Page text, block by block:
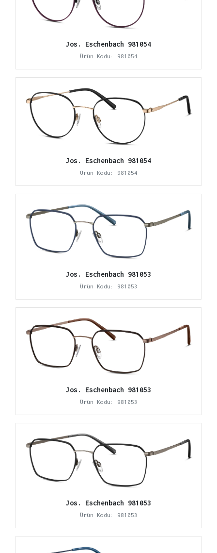
Jos. Eschenbach 981054
Ürün Kodu: 981054
Jos. Eschenbach 981054
Ürün Kodu: 981054
Jos. Eschenbach 981053
Ürün Kodu: 981053
Jos. Eschenbach 981053
Ürün Kodu: 981053
Jos. Eschenbach 981053
Ürün Kodu: 981053